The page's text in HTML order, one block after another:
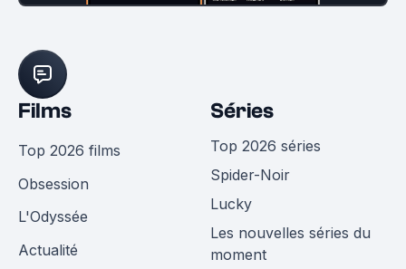
Films
Top 2026 films
Obsession
L'Odyssée
Actualité
Séries
Top 2026 séries
Spider-Noir
Lucky
Les nouvelles séries du
moment